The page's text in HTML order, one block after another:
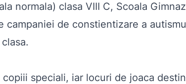
normala) clasa VIII C, Scoala
de constientizare a
speciali, iar locuri de joaca